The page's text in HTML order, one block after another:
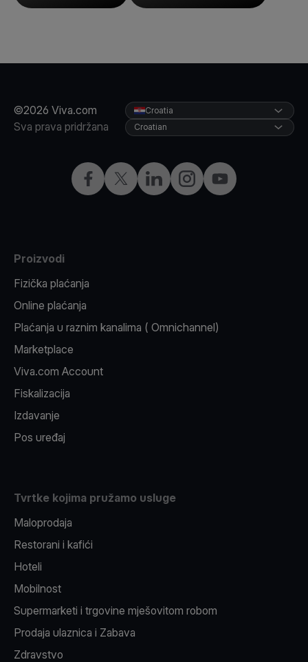
©2026 Viva.com
Sva prava pridržana
Facebook
X LinkedInInstagramYouTube
Croatia
Croatian
Proizvodi
Fizička plaćanja
Online plaćanja
Plaćanja u raznim kanalima ( Omnichannel)
Marketplace
Viva.com Account
Fiskalizacija
Izdavanje
Pos uređaj
Tvrtke kojima pružamo usluge
Maloprodaja
Restorani i kafići
Hoteli
Mobilnost
Supermarketi i trgovine mješovitom robom
Prodaja ulaznica i Zabava
Zdravstvo